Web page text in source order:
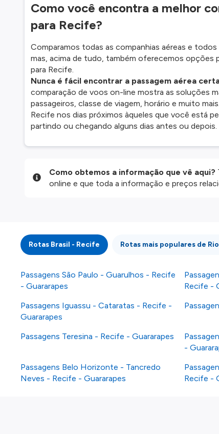
Como você encontra a melhor
para Recife?
Comparamos todas as companhias aéreas e
mas, acima de tudo, também oferecemos opções
para Recife.
Nunca é fácil encontrar a passagem aérea
comparação de voos on-line mostra as soluções
passageiros, classe de viagem, horário e muito
Recife nos dias próximos àqueles que você está
partindo ou chegando alguns dias antes ou depois.
Como obtemos a informação que vê aqui?
online e que toda a informação e preços
Rotas Brasil - Recife Rotas mais populares de
Passagens São Paulo - Guarulhos - Recife
- Guararapes
Recife -
Passagens Iguassu - Cataratas - Recife -
Guararapes
Passagens Teresina - Recife - Guararapes
-
Passagens Belo Horizonte - Tancredo
Neves - Recife - Guararapes
Recife -